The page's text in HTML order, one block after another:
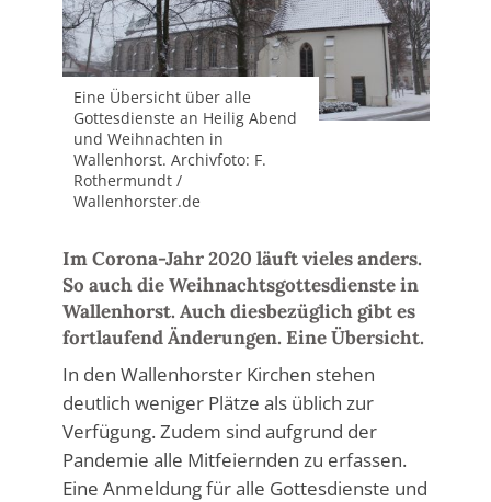
Eine Übersicht über alle
Gottesdienste an Heilig Abend
und Weihnachten in
Wallenhorst. Archivfoto: F.
Rothermundt /
Wallenhorster.de
Im Corona-Jahr 2020 läuft vieles anders.
So auch die Weihnachtsgottesdienste in
Wallenhorst. Auch diesbezüglich gibt es
fortlaufend Änderungen. Eine Übersicht.
In den Wallenhorster Kirchen stehen
deutlich weniger Plätze als üblich zur
Verfügung. Zudem sind aufgrund der
Pandemie alle Mitfeiernden zu erfassen.
Eine Anmeldung für alle Gottesdienste und